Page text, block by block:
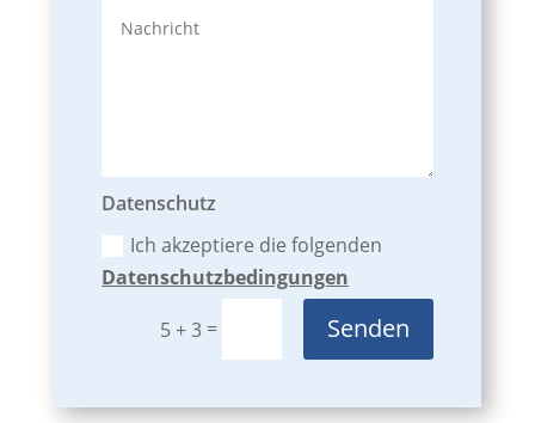
Datenschutz
Ich akzeptiere die folgenden
Datenschutzbedingungen
5 + 3 = Senden